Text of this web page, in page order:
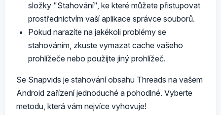
složky "Stahování", ke které můžete přistupovat
prostřednictvím vaší aplikace správce souborů.
Pokud narazíte na jakékoli problémy se
stahováním, zkuste vymazat cache vašeho
prohlížeče nebo použijte jiný prohlížeč.
Se Snapvids je stahování obsahu Threads na vašem
Android zařízení jednoduché a pohodlné. Vyberte
metodu, která vám nejvíce vyhovuje!